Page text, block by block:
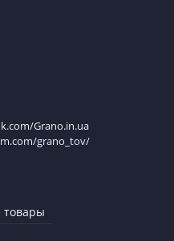
Grano.in.ua
grano_tov/
товары